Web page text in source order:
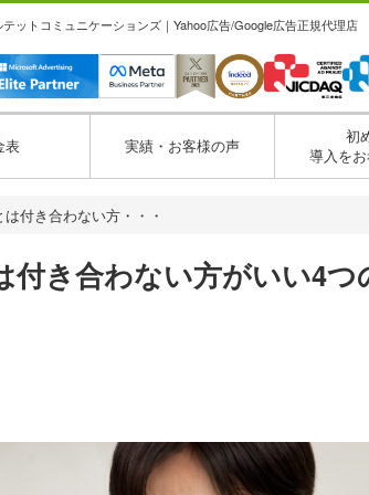
ットコミュニケーションズ｜Yahoo広告/Google広告正規代理店
表 実績・お客様の声
初
導入を
付き合わない方・・・
付き合わない方がいい4つ